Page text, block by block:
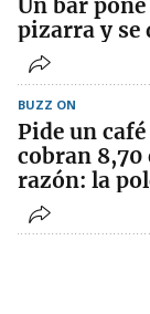
Un bar
pizarra y se
BUZZ ON
Pide un
cobran 8,70
razón: la